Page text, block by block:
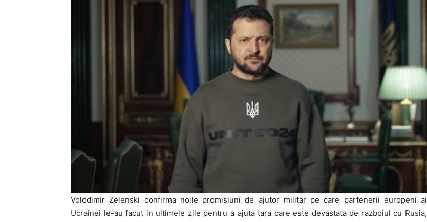
Volodimir Zelenski confirma noile promisiuni de ajutor militar pe care partenerii europeni ai
Ucrainei le-au facut in ultimele zile pentru a ajuta tara care este devastata de razboiul cu Rusia,